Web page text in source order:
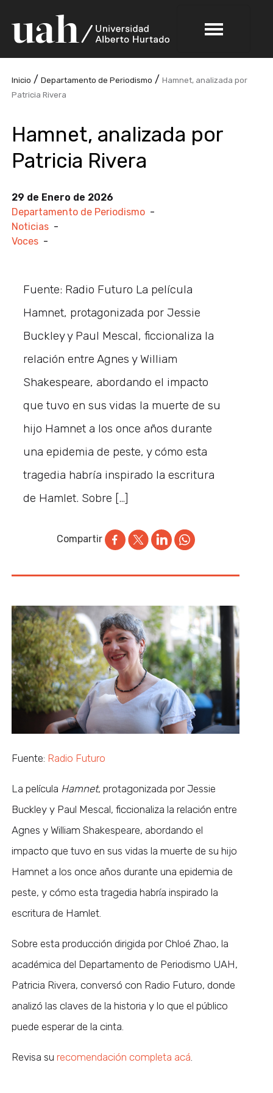
Inicio /Departamento de Periodismo /Hamnet, analizada por
Patricia Rivera
Hamnet, analizada por
Patricia Rivera
29 de Enero de 2026
Departamento de Periodismo -
Noticias -
Voces -
Fuente: Radio Futuro La película
Hamnet, protagonizada por Jessie
Buckley y Paul Mescal, ficcionaliza la
relación entre Agnes y William
Shakespeare, abordando el impacto
que tuvo en sus vidas la muerte de su
hijo Hamnet a los once años durante
una epidemia de peste, y cómo esta
tragedia habría inspirado la escritura
de Hamlet. Sobre […]
Compartir
Fuente: Radio Futuro
La película Hamnet, protagonizada por Jessie
Buckley y Paul Mescal, ficcionaliza la relación entre
Agnes y William Shakespeare, abordando el
impacto que tuvo en sus vidas la muerte de su hijo
Hamnet a los once años durante una epidemia de
peste, y cómo esta tragedia habría inspirado la
escritura de Hamlet.
Sobre esta producción dirigida por Chloé Zhao, la
académica del Departamento de Periodismo UAH,
Patricia Rivera, conversó con Radio Futuro, donde
analizó las claves de la historia y lo que el público
puede esperar de la cinta.
Revisa su recomendación completa acá.